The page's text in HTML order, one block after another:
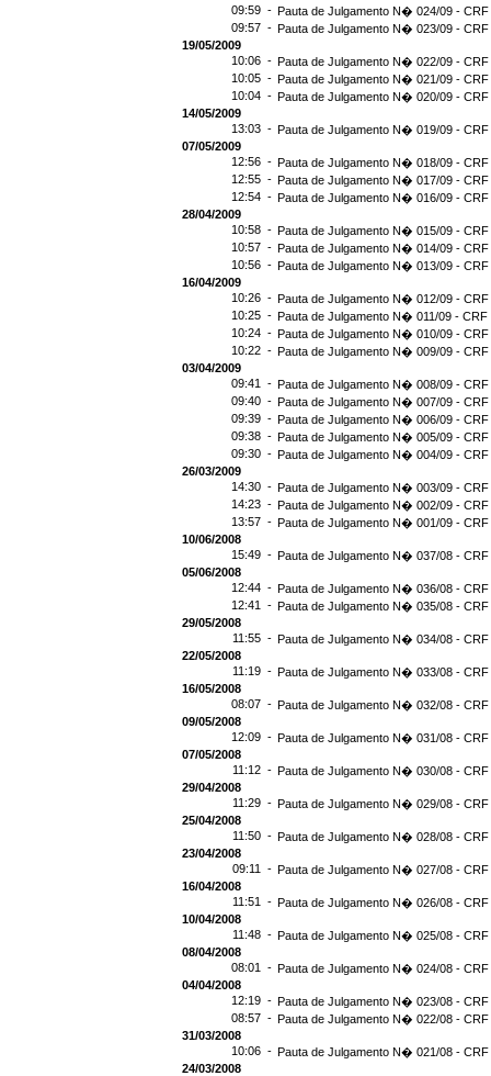
09:59 - Pauta de Julgamento N� 024/09 - CRF
09:57 - Pauta de Julgamento N� 023/09 - CRF
19/05/2009
10:06 - Pauta de Julgamento N� 022/09 - CRF
10:05 - Pauta de Julgamento N� 021/09 - CRF
10:04 - Pauta de Julgamento N� 020/09 - CRF
14/05/2009
13:03 - Pauta de Julgamento N� 019/09 - CRF
07/05/2009
12:56 - Pauta de Julgamento N� 018/09 - CRF
12:55 - Pauta de Julgamento N� 017/09 - CRF
12:54 - Pauta de Julgamento N� 016/09 -
28/04/2009
10:58 - Pauta de Julgamento N� 015/09 - CRF
10:57 - Pauta de Julgamento N� 014/09 - CRF
10:56 - Pauta de Julgamento N� 013/09 - CRF
16/04/2009
10:26 - Pauta de Julgamento N� 012/09 - CRF
10:25 - Pauta de Julgamento N� 011/09 - CRF
10:24 - Pauta de Julgamento N� 010/09 - CRF
10:22 - Pauta de Julgamento N� 009/09 - CRF
03/04/2009
09:41 - Pauta de Julgamento N� 008/09 - CRF
09:40 - Pauta de Julgamento N� 007/09 - CRF
09:39 - Pauta de Julgamento N� 006/09 - CRF
09:38 - Pauta de Julgamento N� 005/09 - CRF
09:30 - Pauta de Julgamento N� 004/09 - CRF
26/03/2009
14:30 - Pauta de Julgamento N� 003/09 - CRF
14:23 - Pauta de Julgamento N� 002/09 - CRF
13:57 - Pauta de Julgamento N� 001/09 - CRF
10/06/2008
15:49 - Pauta de Julgamento N� 037/08 - CRF
05/06/2008
12:44 - Pauta de Julgamento N� 036/08 - CRF
12:41 - Pauta de Julgamento N� 035/08 - CRF
29/05/2008
11:55 - Pauta de Julgamento N� 034/08 - CRF
22/05/2008
11:19 - Pauta de Julgamento N� 033/08 - CRF
16/05/2008
08:07 - Pauta de Julgamento N� 032/08 - CRF
09/05/2008
12:09 - Pauta de Julgamento N� 031/08 - CRF
07/05/2008
11:12 - Pauta de Julgamento N� 030/08 - CRF
29/04/2008
11:29 - Pauta de Julgamento N� 029/08 - CRF
25/04/2008
11:50 - Pauta de Julgamento N� 028/08 - CRF
23/04/2008
09:11 - Pauta de Julgamento N� 027/08 - CRF
16/04/2008
11:51 - Pauta de Julgamento N� 026/08 - CRF
10/04/2008
11:48 - Pauta de Julgamento N� 025/08 - CRF
08/04/2008
08:01 - Pauta de Julgamento N� 024/08 - CRF
04/04/2008
12:19 - Pauta de Julgamento N� 023/08 - CRF
08:57 - Pauta de Julgamento N� 022/08 - CRF
31/03/2008
10:06 - Pauta de Julgamento N� 021/08 - CRF
24/03/2008